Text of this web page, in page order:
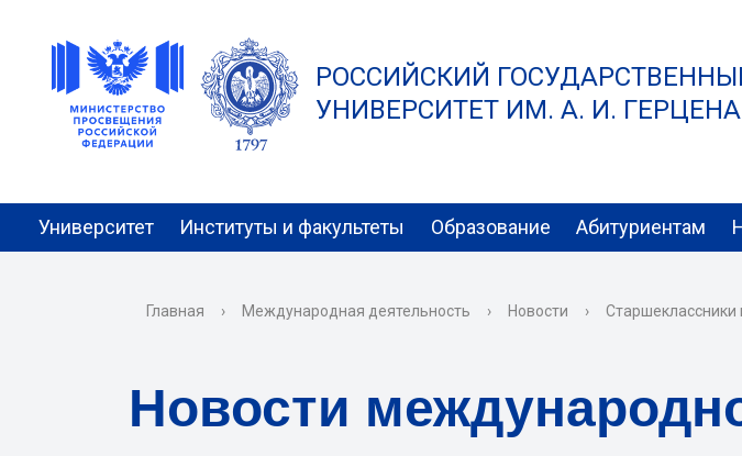
РОССИЙСКИЙ
УНИВЕРСИТЕТ ИМ. А. И. ГЕРЦЕНА
Университет Институты и факультеты Образование Абитуриентам
Главная › Международная деятельность › Новости › Старшеклассники
Новости